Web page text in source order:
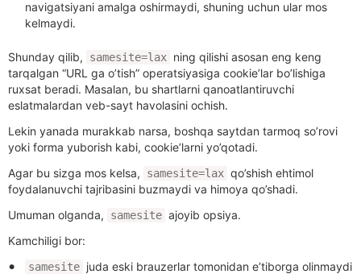
navigatsiyani amalga oshirmaydi, shuning uchun ular mos
kelmaydi.
Shunday qilib, samesite=lax ning qilishi asosan eng keng
tarqalgan “URL ga o’tish” operatsiyasiga cookie’lar bo’lishiga
ruxsat beradi. Masalan, bu shartlarni qanoatlantiruvchi
eslatmalardan veb-sayt havolasini ochish.
Lekin yanada murakkab narsa, boshqa saytdan tarmoq so’rovi
yoki forma yuborish kabi, cookie’larni yo’qotadi.
Agar bu sizga mos kelsa,
samesite=lax qo’shish ehtimol
foydalanuvchi tajribasini buzmaydi va himoya qo’shadi.
Umuman olganda,
samesite ajoyib opsiya.
Kamchiligi bor:
samesite juda eski brauzerlar tomonidan e’tiborga olinmaydi